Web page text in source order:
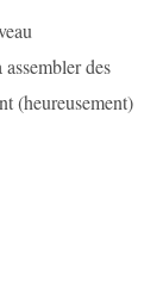
des
(heureusement)